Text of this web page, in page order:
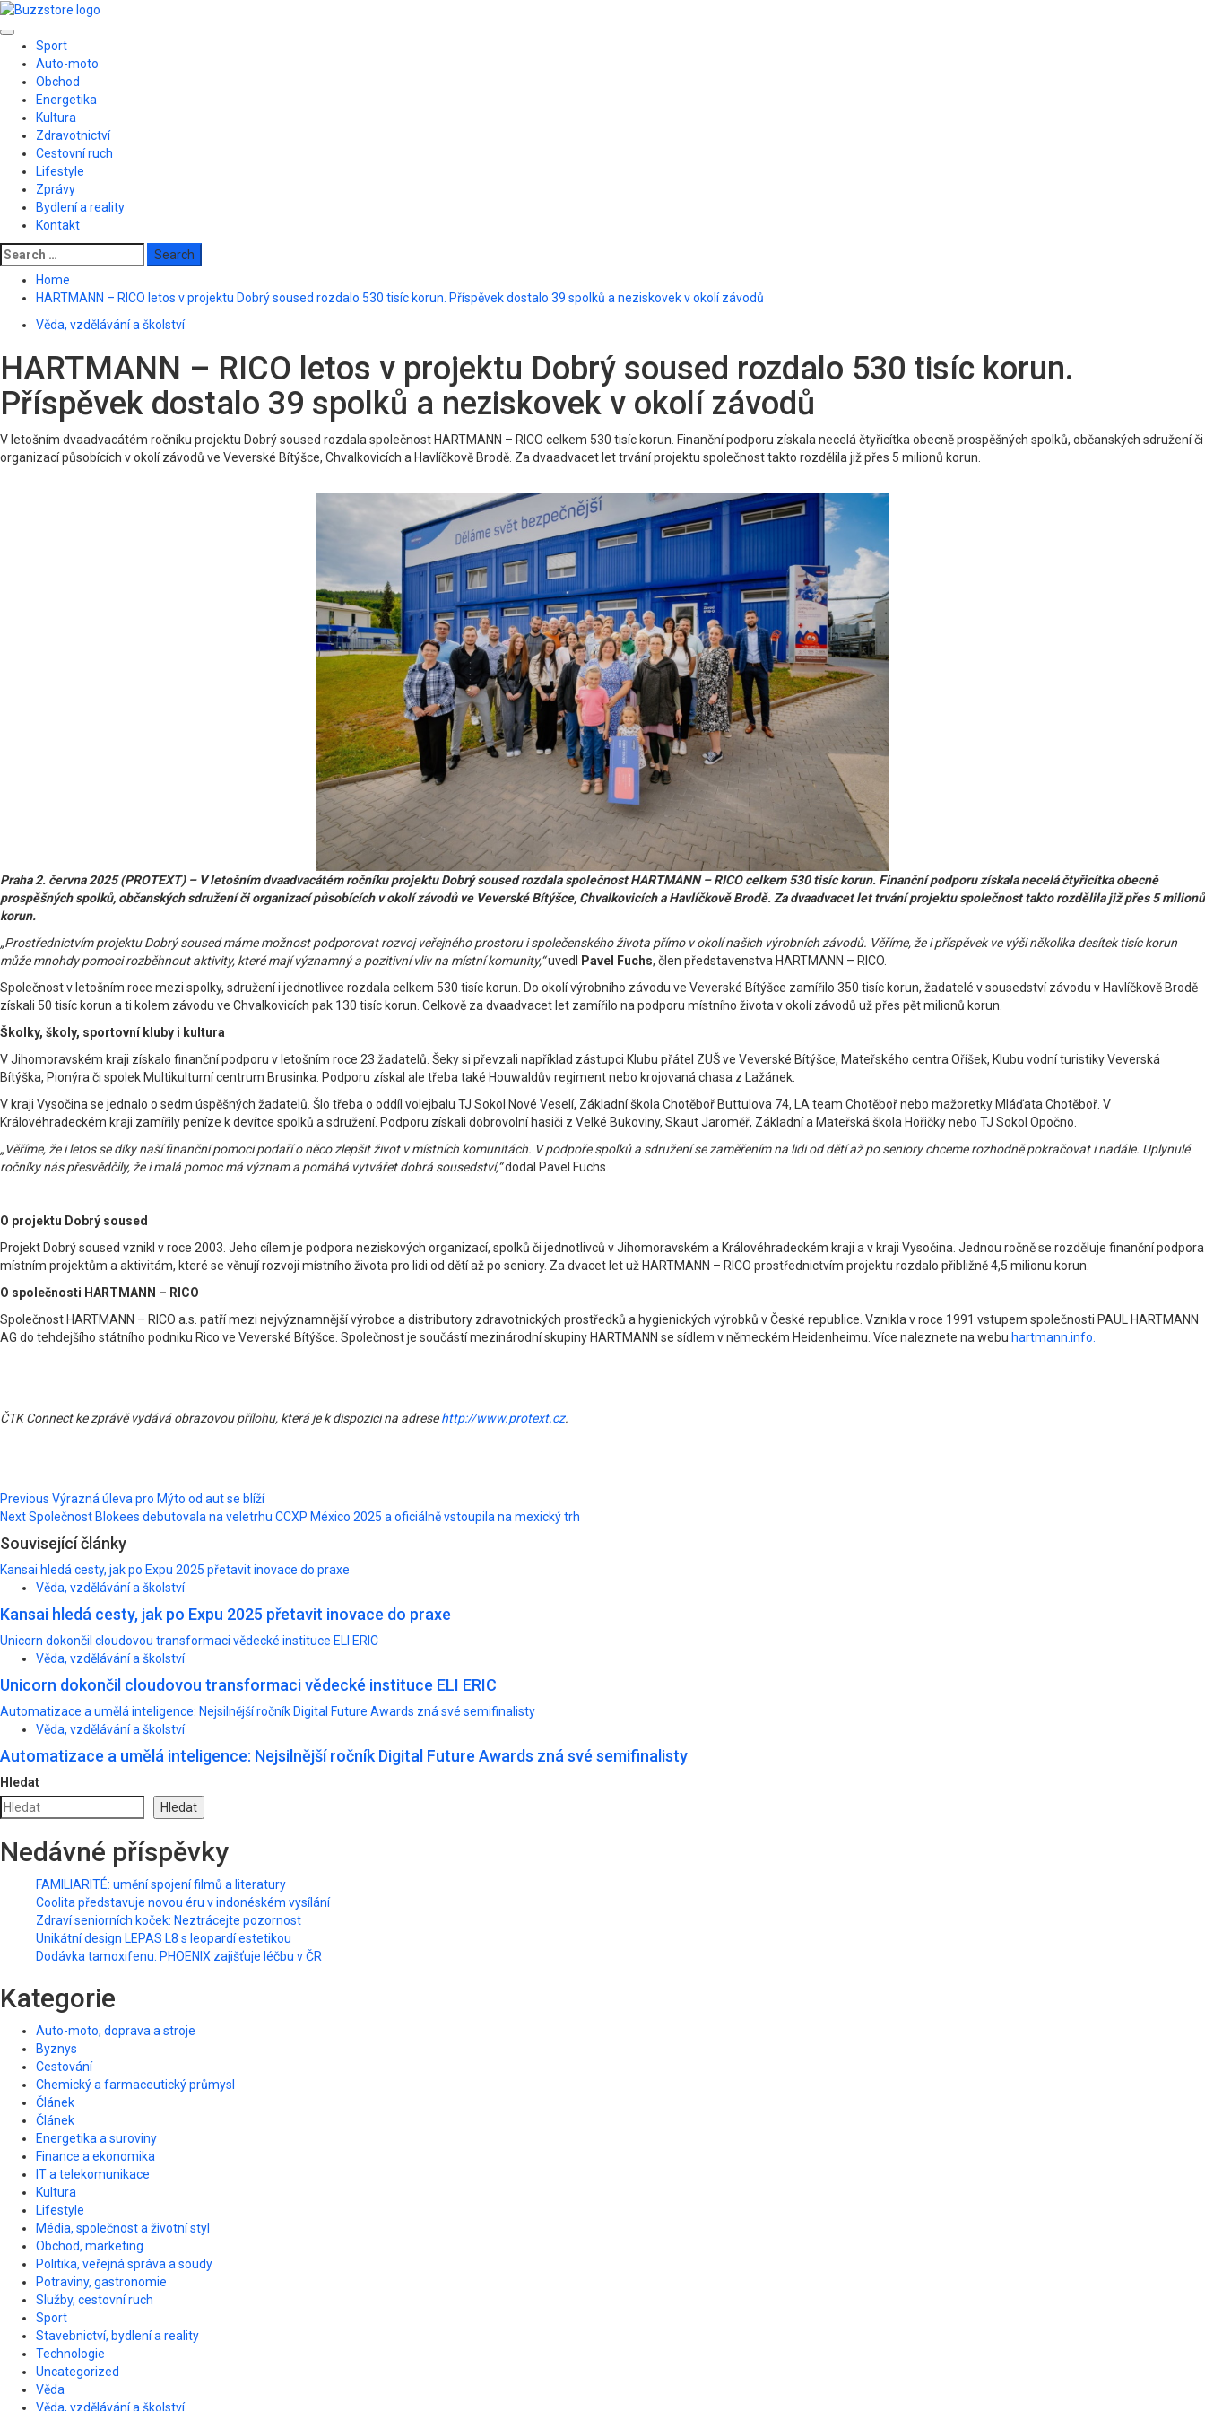
Skip
content
Primary
Menu
Sport
Auto-moto
Obchod
Energetika
Kultura
Zdravotnictví
Cestovní ruch
Lifestyle
Zprávy
Bydlení a reality
Kontakt
Search
for:
Home
HARTMANN – RICO letos v projektu Dobrý soused rozdalo 530 tisíc korun. Příspěvek dostalo 39 spolků a neziskovek v okolí závodů
Věda, vzdělávání a školství
HARTMANN – RICO letos v projektu Dobrý soused rozdalo 530 tisíc korun.
Příspěvek dostalo 39 spolků a neziskovek v okolí závodů
V letošním dvaadvacátém ročníku projektu Dobrý soused rozdala společnost HARTMANN – RICO celkem 530 tisíc korun. Finanční podporu získala necelá čtyřicítka obecně prospěšných spolků, občanských sdružení či
organizací působících v okolí závodů ve Veverské Bítýšce, Chvalkovicích a Havlíčkově Brodě. Za dvaadvacet let trvání projektu společnost takto rozdělila již přes 5 milionů korun.
Praha 2. června 2025 (PROTEXT) – V letošním dvaadvacátém ročníku projektu Dobrý soused rozdala společnost HARTMANN – RICO celkem 530 tisíc korun. Finanční podporu získala necelá čtyřicítka obecně
prospěšných spolků, občanských sdružení či organizací působících v okolí závodů ve Veverské Bítýšce, Chvalkovicích a Havlíčkově Brodě. Za dvaadvacet let trvání projektu společnost takto rozdělila již přes 5 milionů
korun.
„Prostřednictvím projektu Dobrý soused máme možnost podporovat rozvoj veřejného prostoru i společenského života přímo v okolí našich výrobních závodů. Věříme, že i příspěvek ve výši několika desítek tisíc korun
může mnohdy pomoci rozběhnout aktivity, které mají významný a pozitivní vliv na místní komunity,“uvedl Pavel Fuchs, člen představenstva HARTMANN – RICO.
Společnost v letošním roce mezi spolky, sdružení i jednotlivce rozdala celkem 530 tisíc korun. Do okolí výrobního závodu ve Veverské Bítýšce zamířilo 350 tisíc korun, žadatelé v sousedství závodu v Havlíčkově Brodě
získali 50 tisíc korun a ti kolem závodu ve Chvalkovicích pak 130 tisíc korun. Celkově za dvaadvacet let zamířilo na podporu místního života v okolí závodů už přes pět milionů korun.
Školky, školy, sportovní kluby i kultura
V Jihomoravském kraji získalo finanční podporu v letošním roce 23 žadatelů. Šeky si převzali například zástupci Klubu přátel ZUŠ ve Veverské Bítýšce, Mateřského centra Oříšek, Klubu vodní turistiky Veverská
Bítýška, Pionýra či spolek Multikulturní centrum Brusinka. Podporu získal ale třeba také Houwaldův regiment nebo krojovaná chasa z Lažánek.
V kraji Vysočina se jednalo o sedm úspěšných žadatelů. Šlo třeba o oddíl volejbalu TJ Sokol Nové Veselí, Základní škola Chotěboř Buttulova 74, LA team Chotěboř nebo mažoretky Mláďata Chotěboř. V
Královéhradeckém kraji zamířily peníze k devítce spolků a sdružení. Podporu získali dobrovolní hasiči z Velké Bukoviny, Skaut Jaroměř, Základní a Mateřská škola Hořičky nebo TJ Sokol Opočno.
„Věříme, že i letos se díky naší finanční pomoci podaří o něco zlepšit život v místních komunitách. V podpoře spolků a sdružení se zaměřením na lidi od dětí až po seniory chceme rozhodně pokračovat i nadále. Uplynulé
ročníky nás přesvědčily, že i malá pomoc má význam a pomáhá vytvářet dobrá sousedství,“dodal Pavel Fuchs.
O projektu Dobrý soused
Projekt Dobrý soused vznikl v roce 2003. Jeho cílem je podpora neziskových organizací, spolků či jednotlivců v Jihomoravském a Královéhradeckém kraji a v kraji Vysočina. Jednou ročně se rozděluje finanční podpora
místním projektům a aktivitám, které se věnují rozvoji místního života pro lidi od dětí až po seniory. Za dvacet let už HARTMANN – RICO prostřednictvím projektu rozdalo přibližně 4,5 milionu korun.
O společnosti HARTMANN – RICO
Společnost HARTMANN – RICO a.s. patří mezi nejvýznamnější výrobce a distributory zdravotnických prostředků a hygienických výrobků v České republice. Vznikla v roce 1991 vstupem společnosti PAUL HARTMANN
AG do tehdejšího státního podniku Rico ve Veverské Bítýšce. Společnost je součástí mezinárodní skupiny HARTMANN se sídlem v německém Heidenheimu. Více naleznete na webu hartmann.info.
ČTK Connect ke zprávě vydává obrazovou přílohu, která je k dispozici na adresehttp://www.protext.cz.
Post
navigation
Previous Výrazná úleva pro Mýto od aut se blíží
NextSpolečnost Blokees debutovala na veletrhu CCXP México 2025 a oficiálně vstoupila na mexický trh
Související články
Kansai hledá cesty, jak po Expu 2025 přetavit inovace do praxe
Věda, vzdělávání a školství
Kansai hledá cesty, jak po Expu 2025 přetavit inovace do praxe
Unicorn dokončil cloudovou transformaci vědecké instituce ELI ERIC
Věda, vzdělávání a školství
Unicorn dokončil cloudovou transformaci vědecké instituce ELI ERIC
Automatizace a umělá inteligence: Nejsilnější ročník Digital Future Awards zná své semifinalisty
Věda, vzdělávání a školství
Automatizace a umělá inteligence: Nejsilnější ročník Digital Future Awards zná své semifinalisty
Hledat
Hledat
Nedávné příspěvky
FAMILIARITÉ: umění spojení filmů a literatury
Coolita představuje novou éru v indonéském vysílání
Zdraví seniorních koček: Neztrácejte pozornost
Unikátní design LEPAS L8 s leopardí estetikou
Dodávka tamoxifenu: PHOENIX zajišťuje léčbu v ČR
Kategorie
Auto-moto, doprava a stroje
Byznys
Cestování
Chemický a farmaceutický průmysl
Článek
Článek
Energetika a suroviny
Finance a ekonomika
IT a telekomunikace
Kultura
Lifestyle
Média, společnost a životní styl
Obchod, marketing
Politika, veřejná správa a soudy
Potraviny, gastronomie
Služby, cestovní ruch
Sport
Stavebnictví, bydlení a reality
Technologie
Uncategorized
Věda
Věda, vzdělávání a školství